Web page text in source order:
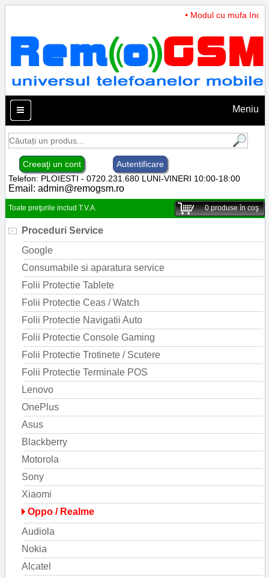
• Modul cu mufa
Meniu
Creeaţi un cont
Autentificare
Telefon: PLOIESTI - 0720.231.680 LUNI-VINERI 10:00-18:00
Email: admin@remogsm.ro
Toate preţurile includ T.V.A. 0produse în coş
Proceduri Service
Google
Consumabile si aparatura service
Folii Protectie Tablete
Folii Protectie Ceas / Watch
Folii Protectie Navigatii Auto
Folii Protectie Console Gaming
Folii Protectie Trotinete / Scutere
Folii Protectie Terminale POS
Lenovo
OnePlus
Asus
Blackberry
Motorola
Sony
Xiaomi
Oppo / Realme
Audiola
Nokia
Alcatel